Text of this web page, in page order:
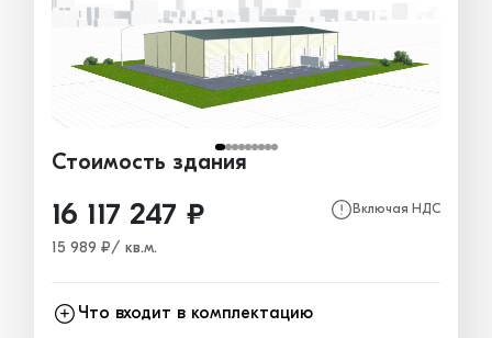
Стоимость здания
16 117 247 ₽ Включая НДС
15 989 ₽/ кв.м.
Что входит в комплектацию